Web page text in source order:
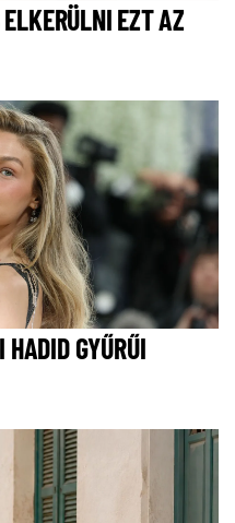
EZT AZ
HADID GYŰRŰI